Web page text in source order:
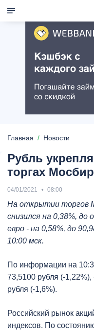
Главная Новости
Рубль
торгах
04/01/2021 08:00
На открытии торгов
снизился на 0,38%, до
евро - на 0,58%, до
10:00 мск.
По информации на
73,5100 рубля (-
рубля (-1,6%).
Российский рынок
индексов. По